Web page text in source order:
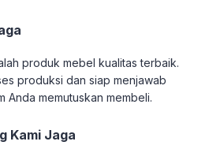
produk mebel kualitas terbaik.
produksi dan siap menjawab
Anda memutuskan membeli.
Kami Jaga